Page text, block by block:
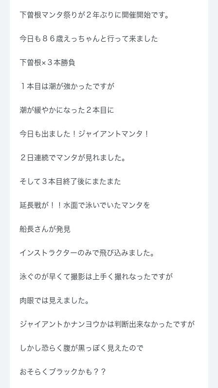
下曽根マンタ祭りが２年ぶりに開催開始です。
今日も８６歳えっちゃんと行って来ました
下曽根×３本勝負
１本目は潮が強かったですが
潮が緩やかになった２本目に
今日も出ました！ジャイアントマンタ！
２日連続でマンタが見れました。
そして３本目終了後にまたまた
延長戦が！！水面で泳いでいたマンタを
船長さんが発見
インストラクターのみで飛び込みました。
泳ぐのが早くて撮影は上手く撮れなったですが
肉眼では見えました。
ジャイアントかナンヨウかは判断出来なかったですが
しかし恐らく腹が黒っぽく見えたので
おそらくブラックかも？？